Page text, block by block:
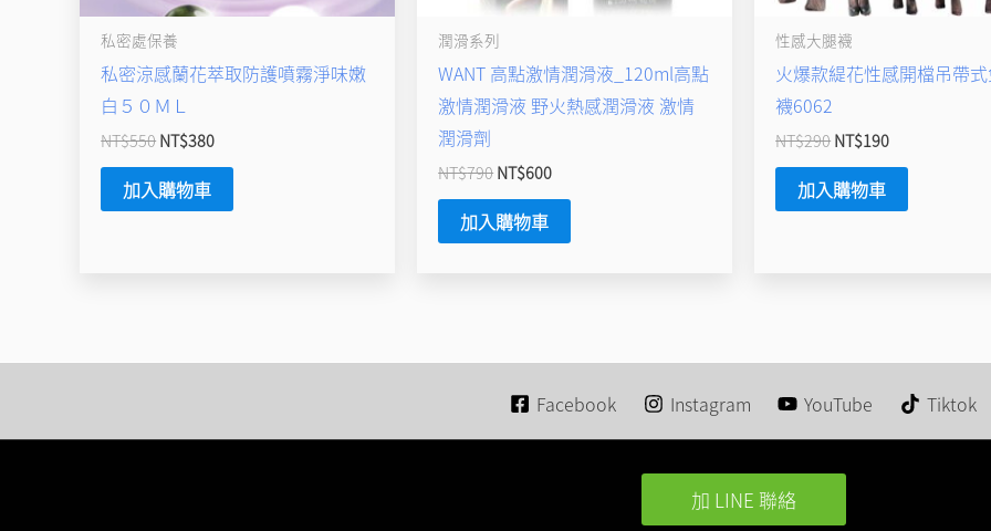
私密處保養
私密涼感蘭花萃取防護噴霧淨味嫩
白５０ＭＬ
NT$550NT$380
加入購物車
潤滑系列
WANT 高點激情潤滑液_120ml高點
激情潤滑液 野火熱感潤滑液 激情
潤滑劑
NT$790NT$600
加入購物車
性感大腿襪
火爆款緹花性感開檔吊帶
襪6062
NT$290NT$190
加入購物車
Facebook Instagram YouTube Tiktok
加 LINE 聯絡